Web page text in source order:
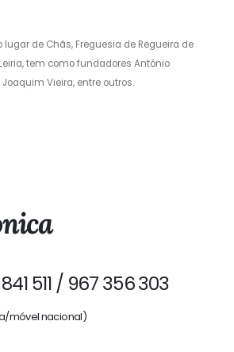
de Chãs, Freguesia de Regueira de
tem como fundadores António
Vieira, entre outros.
511 / 967 356 303
móvel nacional)